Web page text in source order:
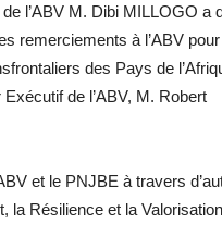
l’ABV M. Dibi MILLOGO a
remerciements à l’ABV
des Pays de
de l’ABV, M. Robert
et le PNJBE à travers
la Résilience et la